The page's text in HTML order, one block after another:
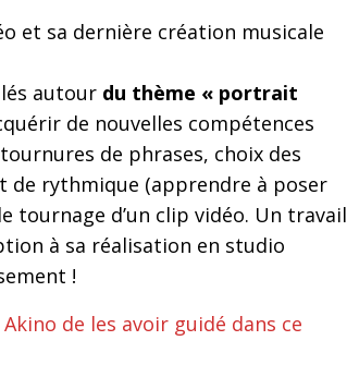
et sa dernière création musicale
autour du thème « portrait
de nouvelles compétences
de phrases, choix des
de rythmique (apprendre à poser
tournage d’un clip vidéo. Un travail
à sa réalisation en studio
!
de les avoir guidé dans ce